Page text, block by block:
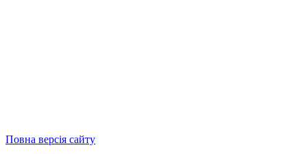
Повна версія сайту